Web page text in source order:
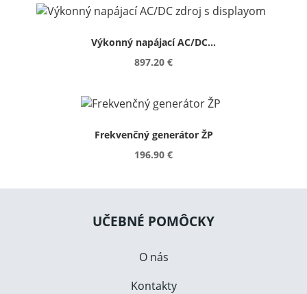
Výkonný napájací AC/DC...
897.20 €
Frekvenčný generátor ŽP
196.90 €
UČEBNÉ POMÔCKY
O nás
Kontakty